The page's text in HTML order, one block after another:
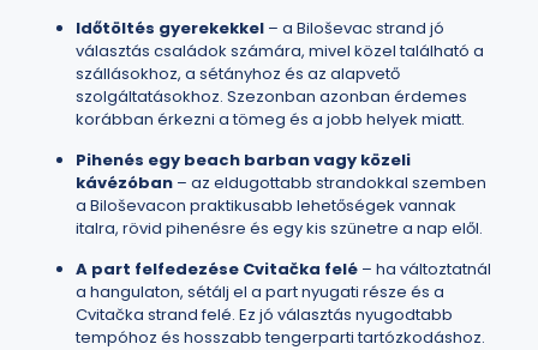
Időtöltés gyerekekkel – a Biloševac strand jó
választás családok számára, mivel közel található a
szállásokhoz, a sétányhoz és az alapvető
szolgáltatásokhoz. Szezonban azonban érdemes
korábban érkezni a tömeg és a jobb helyek miatt.
Pihenés egy beach barban vagy közeli
kávézóban – az eldugottabb strandokkal szemben
a Biloševacon praktikusabb lehetőségek vannak
italra, rövid pihenésre és egy kis szünetre a nap elől.
A part felfedezése Cvitačka felé – ha változtatnál
a hangulaton, sétálj el a part nyugati része és a
Cvitačka strand felé. Ez jó választás nyugodtabb
tempóhoz és hosszabb tengerparti tartózkodáshoz.